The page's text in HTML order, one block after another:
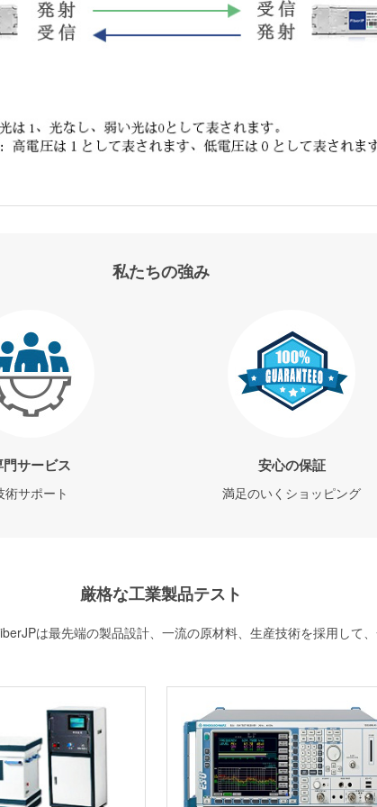
私たちの強み
門サービス
術サポート
安心の保証
満足のいくショッピング
厳格な工業製品テスト
は最先端の製品設計、一流の原材料、生産技術を採用して